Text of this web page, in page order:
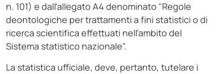
n. 101) e dall'allegato A4 denominato "Regole
deontologiche per trattamenti a fini statistici o di
ricerca scientifica effettuati nell'ambito del
Sistema statistico nazionale".
La statistica ufficiale, deve, pertanto, tutelare i